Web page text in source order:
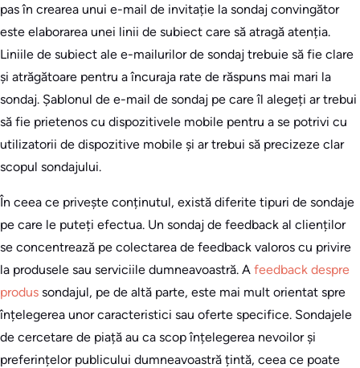
pas în crearea unui e-mail de invitație la sondaj convingător
este elaborarea unei linii de subiect care să atragă atenția.
Liniile de subiect ale e-mailurilor de sondaj trebuie să fie clare
și atrăgătoare pentru a încuraja rate de răspuns mai mari la
sondaj. Șablonul de e-mail de sondaj pe care îl alegeți ar trebui
să fie prietenos cu dispozitivele mobile pentru a se potrivi cu
utilizatorii de dispozitive mobile și ar trebui să precizeze clar
scopul sondajului.
În ceea ce privește conținutul, există diferite tipuri de sondaje
pe care le puteți efectua. Un sondaj de feedback al clienților
se concentrează pe colectarea de feedback valoros cu privire
la produsele sau serviciile dumneavoastră. A feedback despre
produs sondajul, pe de altă parte, este mai mult orientat spre
înțelegerea unor caracteristici sau oferte specifice. Sondajele
de cercetare de piață au ca scop înțelegerea nevoilor și
preferințelor publicului dumneavoastră țintă, ceea ce poate